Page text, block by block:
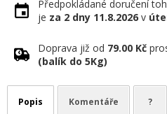
Předpokládané doručení
je za 2 dny 11.8.2026 v
Doprava již od 79.00 Kč
(balík do 5Kg)
Popis Komentáře ?